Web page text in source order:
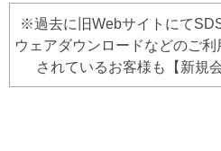
※過去に旧Webサイトにて
ウェアダウンロードなどのご
されているお客様も【新規